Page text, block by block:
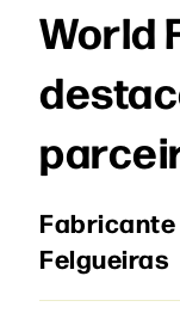
World
Felgueiras